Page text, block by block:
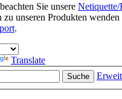
Sie unsere
zu unseren Produkten
.
Translate
Suche